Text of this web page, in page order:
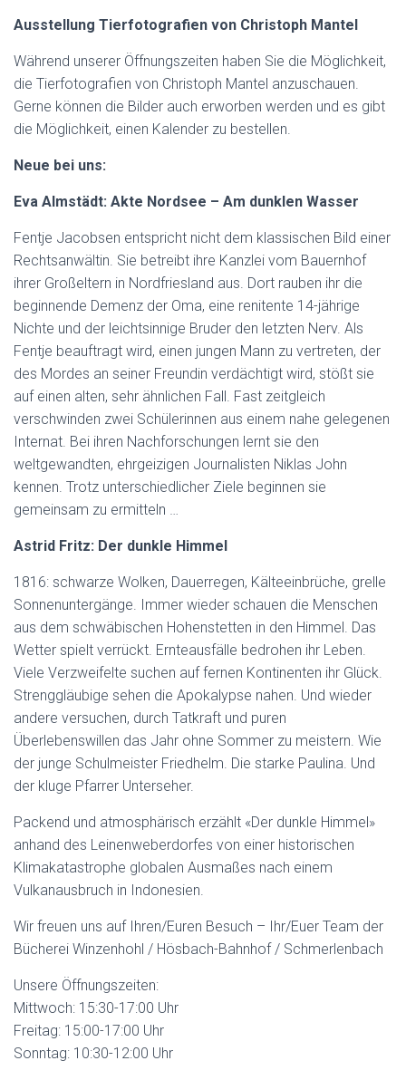
Ausstellung Tierfotografien von Christoph Mantel
Während unserer Öffnungszeiten haben Sie die Möglichkeit,
die Tierfotografien von Christoph Mantel anzuschauen.
Gerne können die Bilder auch erworben werden und es gibt
die Möglichkeit, einen Kalender zu bestellen.
Neue bei uns:
Eva Almstädt: Akte Nordsee – Am dunklen Wasser
Fentje Jacobsen entspricht nicht dem klassischen Bild einer
Rechtsanwältin. Sie betreibt ihre Kanzlei vom Bauernhof
ihrer Großeltern in Nordfriesland aus. Dort rauben ihr die
beginnende Demenz der Oma, eine renitente 14-jährige
Nichte und der leichtsinnige Bruder den letzten Nerv. Als
Fentje beauftragt wird, einen jungen Mann zu vertreten, der
des Mordes an seiner Freundin verdächtigt wird, stößt sie
auf einen alten, sehr ähnlichen Fall. Fast zeitgleich
verschwinden zwei Schülerinnen aus einem nahe gelegenen
Internat. Bei ihren Nachforschungen lernt sie den
weltgewandten, ehrgeizigen Journalisten Niklas John
kennen. Trotz unterschiedlicher Ziele beginnen sie
gemeinsam zu ermitteln …
Astrid Fritz: Der dunkle Himmel
1816: schwarze Wolken, Dauerregen, Kälteeinbrüche, grelle
Sonnenuntergänge. Immer wieder schauen die Menschen
aus dem schwäbischen Hohenstetten in den Himmel. Das
Wetter spielt verrückt. Ernteausfälle bedrohen ihr Leben.
Viele Verzweifelte suchen auf fernen Kontinenten ihr Glück.
Strenggläubige sehen die Apokalypse nahen. Und wieder
andere versuchen, durch Tatkraft und puren
Überlebenswillen das Jahr ohne Sommer zu meistern. Wie
der junge Schulmeister Friedhelm. Die starke Paulina. Und
der kluge Pfarrer Unterseher.
Packend und atmosphärisch erzählt «Der dunkle Himmel»
anhand des Leinenweberdorfes von einer historischen
Klimakatastrophe globalen Ausmaßes nach einem
Vulkanausbruch in Indonesien.
Wir freuen uns auf Ihren/Euren Besuch – Ihr/Euer Team der
Bücherei Winzenhohl / Hösbach-Bahnhof / Schmerlenbach
Unsere Öffnungszeiten:
Mittwoch: 15:30-17:00 Uhr
Freitag: 15:00-17:00 Uhr
Sonntag: 10:30-12:00 Uhr